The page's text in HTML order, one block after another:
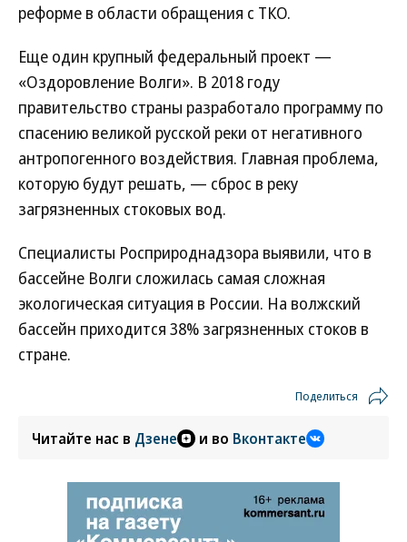
реформе в области обращения с ТКО.
Еще один крупный федеральный проект —
«Оздоровление Волги». В 2018 году
правительство страны разработало программу по
спасению великой русской реки от негативного
антропогенного воздействия. Главная проблема,
которую будут решать, — сброс в реку
загрязненных стоковых вод.
Специалисты Росприроднадзора выявили, что в
бассейне Волги сложилась самая сложная
экологическая ситуация в России. На волжский
бассейн приходится 38% загрязненных стоков в
стране.
Поделиться
Читайте нас в Дзене и во Вконтакте